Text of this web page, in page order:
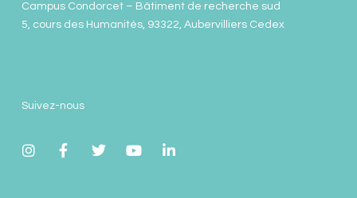
Campus Condorcet – Bâtiment de recherche sud
5, cours des Humanités, 93322, Aubervilliers Cedex
Suivez-nous